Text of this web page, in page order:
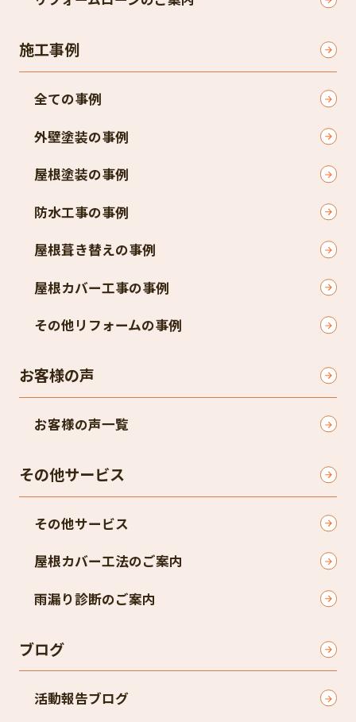
施工事例
全ての事例
外壁塗装の事例
屋根塗装の事例
防水工事の事例
屋根葺き替えの事例
屋根カバー工事の事例
その他リフォームの事例
お客様の声
お客様の声一覧
その他サービス
その他サービス
屋根カバー工法のご案内
雨漏り診断のご案内
ブログ
活動報告ブログ